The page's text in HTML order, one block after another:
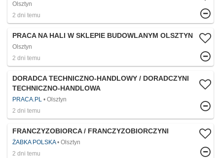
Olsztyn
2 dni temu
PRACA NA HALI W SKLEPIE BUDOWLANYM OLSZTYN
Olsztyn
2 dni temu
DORADCA TECHNICZNO-HANDLOWY / DORADCZYNI
TECHNICZNO-HANDLOWA
PRACA.PL
Olsztyn
2 dni temu
FRANCZYZOBIORCA / FRANCZYZOBIORCZYNI
ŻABKA POLSKA
Olsztyn
2 dni temu